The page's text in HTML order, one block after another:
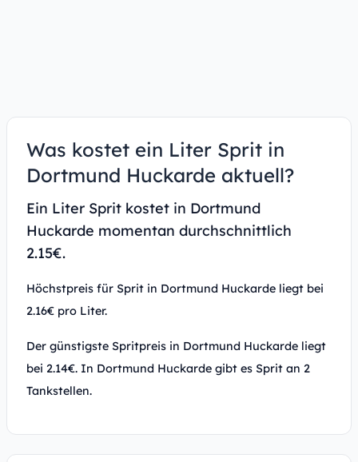
Was kostet ein Liter Sprit in
Dortmund Huckarde aktuell?
Ein Liter Sprit kostet in Dortmund
Huckarde momentan durchschnittlich
2.15€.
Höchstpreis für Sprit in Dortmund Huckarde liegt bei
2.16€ pro Liter.
Der günstigste Spritpreis in Dortmund Huckarde liegt
bei 2.14€. In Dortmund Huckarde gibt es Sprit an 2
Tankstellen.